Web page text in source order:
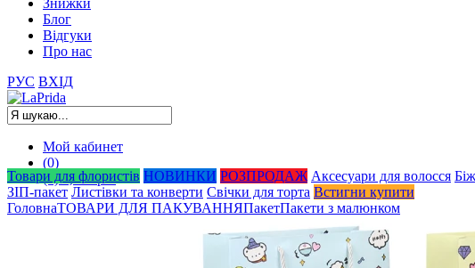
Знижки
Блог
Відгуки
Про нас
РУС ВХІД
Мой кабинет
(0)
(0) 0,00грн.
Товари для флористів НОВИНКИ РОЗПРОДАЖ Аксесуари для волосся
ЗІП-пакет Листівки та конверти Свічки для торта Встигни купити
ГоловнаТОВАРИ ДЛЯ ПАКУВАННЯПакетПакети з малюнком